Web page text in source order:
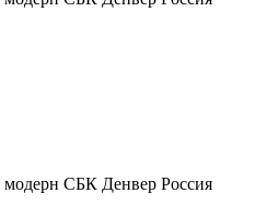
модерн СБК Денвер Россия